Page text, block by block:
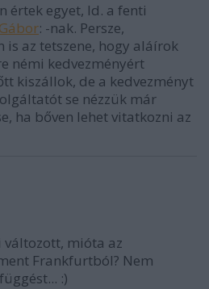
értek egyet, ld. a fenti
: -nak. Persze,
is az tetszene, hogy aláírok
némi kedvezményért
kiszállok, de a kedvezményt
se nézzük már
ha bőven lehet vitatkozni az
változott, mióta az
Frankfurtból? Nem
:)